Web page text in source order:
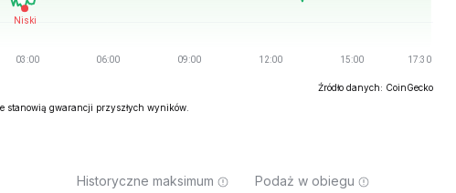
Źródło danych: CoinGecko
stanowią gwarancji przyszłych wyników.
Historyczne maksimum Podaż w obiegu